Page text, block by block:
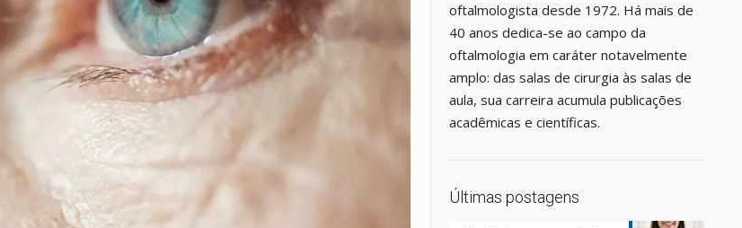
oftalmologista desde 1972. Há mais de
40 anos dedica-se ao campo da
oftalmologia em caráter notavelmente
amplo: das salas de cirurgia às salas de
aula, sua carreira acumula publicações
acadêmicas e científicas.
Últimas postagens